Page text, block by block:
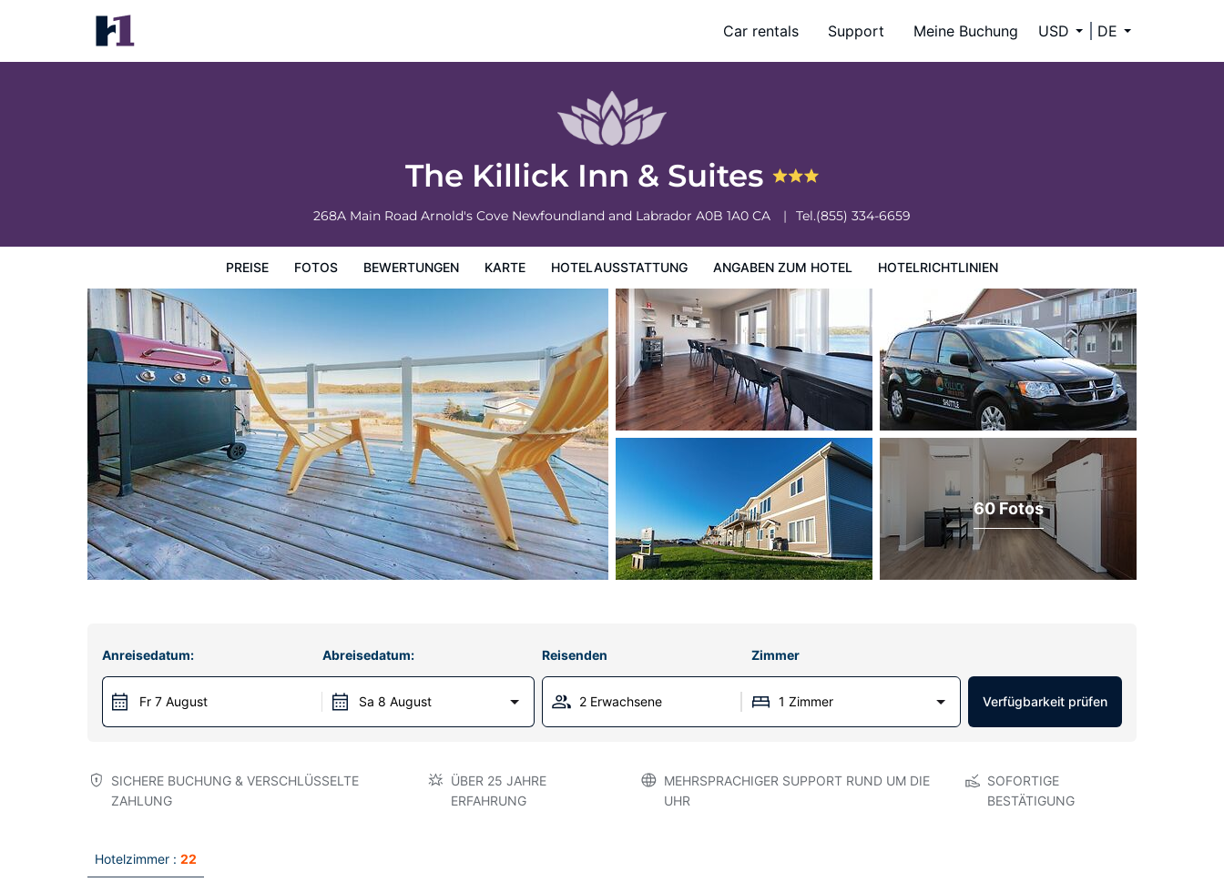
Car rentals Support Meine Buchung USD DE
The Killick Inn & Suites
268A Main Road Arnold's Cove Newfoundland and Labrador A0B 1A0 CA Tel.(855) 334-6659
PREISE FOTOS BEWERTUNGEN KARTE HOTELAUSSTATTUNG ANGABEN ZUM HOTEL HOTELRICHTLINIEN
The Killick Inn & Suites
Preise
60 Fotos
Anreisedatum:
Fr 7 August
Abreisedatum:
Sa 8 August
Reisenden Zimmer
2 Erwachsene 1 Zimmer Verfügbarkeit prüfen
SICHERE BUCHUNG & VERSCHLÜSSELTE
ZAHLUNG
ÜBER 25 JAHRE
ERFAHRUNG
MEHRSPRACHIGER SUPPORT RUND UM DIE
UHR
SOFORTIGE
BESTÄTIGUNG
Hotelzimmer : 22